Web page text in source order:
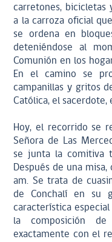
carretones, bicicletas
a la carroza oficial
se ordena en
deteniéndose al
Comunión en los
En el camino se
campanillas y gritos
Católica, el sacerdote,
Hoy, el recorrido se
Señora de Las
se junta la comitiva
Después de una
am. Se trata de
de Conchalí en su
característica
la composición
exactamente con el